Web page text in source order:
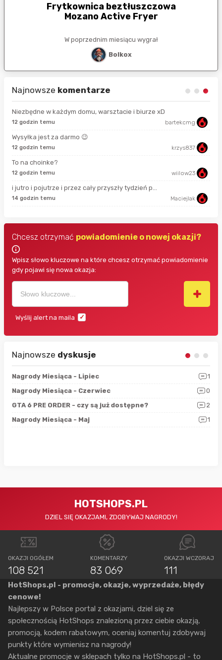
Frytkownica beztłuszczowa
Mozano Active Fryer
W poprzednim miesiącu wygrał
Bolkox
Najnowsze komentarze
Niezbędne w każdym domu, warsztacie i biurze xD
12 godzin temu bartekcmg
Wysyłka jest za darmo 😉
12 godzin temu krzys837
To na choinke?
12 godzin temu wiilow23
i jutro i pojutrze i przez cały przyszły tydzień p...
14 godzin temu Maciejlak
Chcesz otrzymać powiadomienie o nowej okazji?
Wpisz słowo kluczowe na które chcesz otrzymać powiadomienie
gdy pojawi się nowa okazja:
Wyślij alert na maila
Najnowsze dyskusje
Nagrody Miesiąca - Lipiec
1
Nagrody Miesiąca - Czerwiec
0
GTA 6 PRE ORDER - czy są już dostępne?
2
Nagrody Miesiąca - Maj
1
HOTSHOPS.PL
DZIEL SIĘ OKAZJAMI, ZDOBYWAJ NAGRODY!
OKAZJI OGÓŁEM
108 521
KOMENTARZY
83 069
OKAZJI WCZORAJ
111
HotShops.pl - promocje, okazje, wyprzedaże, błędy
cenowe!
Najlepszy w Polsce portal z okazjami, dziel się ze
społecznością HotShops znalezioną przez ciebie okazją,
promocją, kodem rabatowym, oceniaj komentuj zdobywaj
punkty które wymienisz na nagrody!
Aktualne promocje w sklepach tylko na HotShops.pl - to